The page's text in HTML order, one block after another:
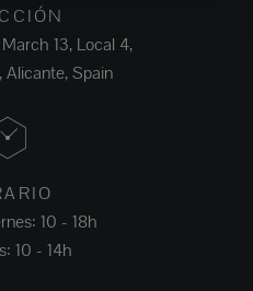
13, Local 4,
Spain
10 - 18h
10 - 14h